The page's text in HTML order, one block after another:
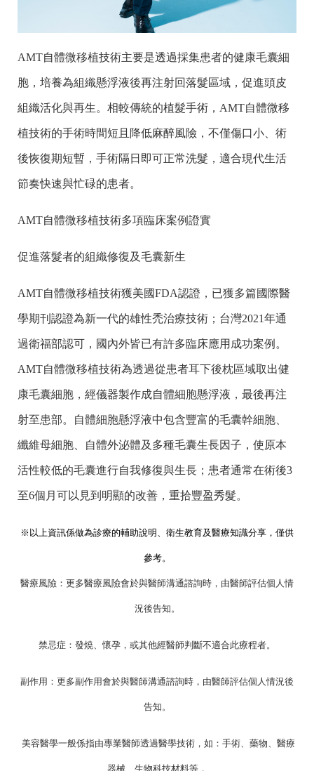
AMT自體微移植技術主要是透過採集患者的健康毛囊細
胞，培養為組織懸浮液後再注射回落髮區域，促進頭皮
組織活化與再生。相較傳統的植髮手術，AMT自體微移
植技術的手術時間短且降低麻醉風險，不僅傷口小、術
後恢復期短暫，手術隔日即可正常洗髮，適合現代生活
節奏快速與忙碌的患者。
AMT自體微移植技術多項臨床案例證實
促進落髮者的組織修復及毛囊新生
AMT自體微移植技術獲美國FDA認證，已獲多篇國際醫
學期刊認證為新一代的雄性禿治療技術；台灣2021年通
過衛福部認可，國內外皆已有許多臨床應用成功案例。
AMT自體微移植技術為透過從患者耳下後枕區域取出健
康毛囊細胞，經儀器製作成自體細胞懸浮液，最後再注
射至患部。自體細胞懸浮液中包含豐富的毛囊幹細胞、
纖維母細胞、自體外泌體及多種毛囊生長因子，使原本
活性較低的毛囊進行自我修復與生長；患者通常在術後3
至6個月可以見到明顯的改善，重拾豐盈秀髮。
※以上資訊係做為診療的輔助說明、衛生教育及醫療知識分享，僅供
參考。
醫療風險：更多醫療風險會於與醫師溝通諮詢時，由醫師評估個人情
況後告知。
禁忌症：發燒、懷孕，或其他經醫師判斷不適合此療程者。
副作用：更多副作用會於與醫師溝通諮詢時，由醫師評估個人情況後
告知。
美容醫學一般係指由專業醫師透過醫學技術，如：手術、藥物、醫療
器械、生物科技材料等，